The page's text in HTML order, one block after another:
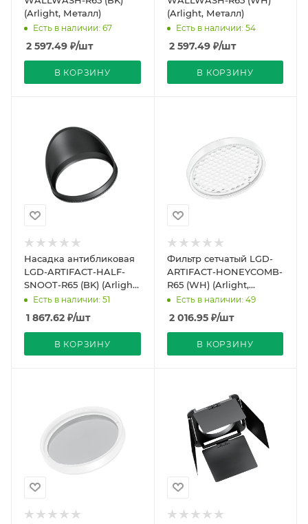
(Arlight, Металл)
Есть в наличии: 67
2 597.49 ₽/шт
В КОРЗИНУ
(Arlight, Металл)
Есть в наличии: 54
2 597.49₽/шт
В КОРЗИНУ
Насадка антибликовая
LGD-ARTIFACT-HALF-
SNOOT-R65 (BK) (Arlight,
Металл)
Есть в наличии: 51
1 867.62 ₽/шт
В КОРЗИНУ
Фильтр сетчатый LGD-
ARTIFACT-HONEYCOMB-
R65 (WH) (Arlight,
Металл)
Есть в наличии: 49
2 016.95₽/шт
В КОРЗИНУ